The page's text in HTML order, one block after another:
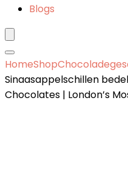
Blogs
HomeShop
Sinaasappelschillen
Chocolates | London’s